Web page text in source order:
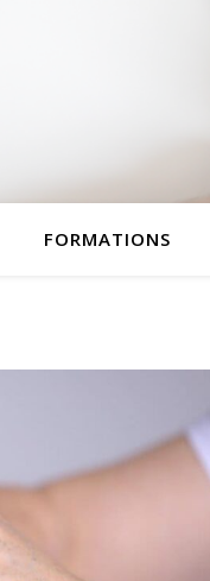
FORMATIONS